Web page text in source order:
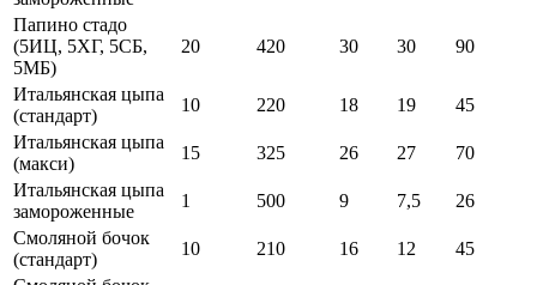
Папино стадо
(5ИЦ, 5ХГ, 5СБ,
5МБ)
20 420 30 30 90
Итальянская цыпа
(стандарт)
10 220 18 19
45
Итальянская цыпа
(макси)
15 325 26 27
70
Итальянская цыпа
замороженные
1 500 9 7,5
26
Смоляной бочок
(стандарт)
10 210 16 12
45